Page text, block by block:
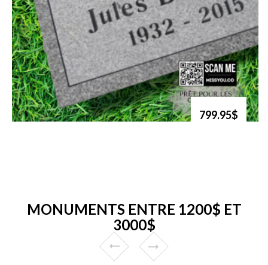
799.95$
MONUMENTS ENTRE 1200$ ET
3000$